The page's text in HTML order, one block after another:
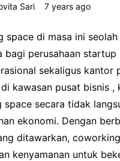
Sari 7 years ago
space di masa ini seolah
bagi perusahaan
sekaligus kantor
kawasan pusat bisnis ,
space secara tidak
ekonomi. Dengan
ditawarkan,
kenyamanan untuk